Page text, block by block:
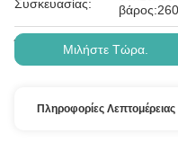
Συσκευασίας:
Όροι Πληρωμής: TT,
Μιλήστε Τώρα.
Πληροφορίες Λεπτομέρειας